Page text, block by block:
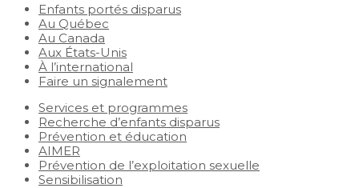
Enfants portés disparus
Au Québec
Au Canada
Aux États-Unis
À l’international
Faire un signalement
Services et programmes
Recherche d’enfants disparus
Prévention et éducation
AIMER
Prévention de l’exploitation sexuelle
Sensibilisation